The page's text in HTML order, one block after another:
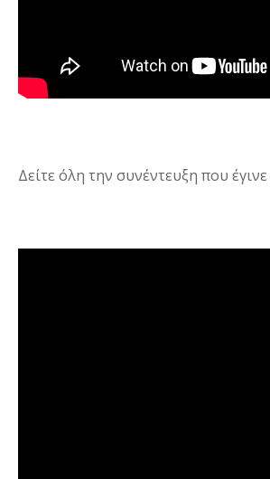
Δείτε όλη την συνέντευξη που έγινε